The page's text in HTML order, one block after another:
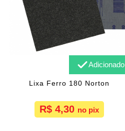
Lixa Ferro 180 Norton
R$ 4,30
Adicionado